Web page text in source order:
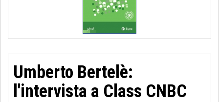
Umberto Bertelè:
l'intervista a Class CNBC